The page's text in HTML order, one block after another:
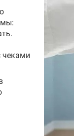
чеками